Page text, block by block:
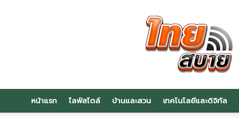
หน้าแรก ไลฟ์สไตล์ บ้านและสวน เทคโนโลยีและดิจิทัล